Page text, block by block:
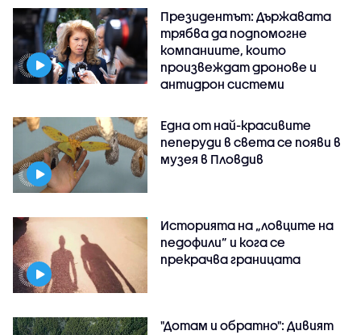
Президентът: Държавата
трябва да подпомогне
компаниите, които
произвеждат дронове и
антидрон системи
Една от най-красивите
пеперуди в света се появи в
музея в Пловдив
Историята на „ловците на
педофили” и кога се
прекрачва границата
"Дотам и обратно": Дивият